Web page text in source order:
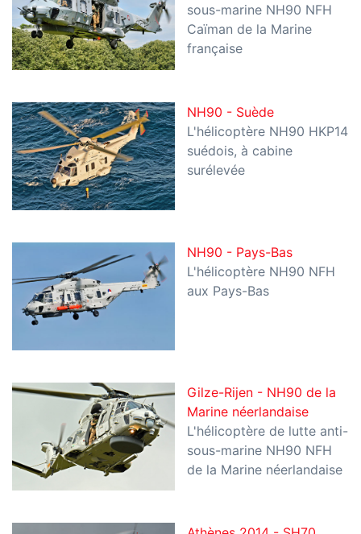
sous-marine NH90 NFH
Caïman de la Marine
française
NH90 - Suède
L'hélicoptère NH90 HKP14
suédois, à cabine
surélevée
NH90 - Pays-Bas
L'hélicoptère NH90 NFH
aux Pays-Bas
Gilze-Rijen - NH90 de la
Marine néerlandaise
L'hélicoptère de lutte anti-
sous-marine NH90 NFH
de la Marine néerlandaise